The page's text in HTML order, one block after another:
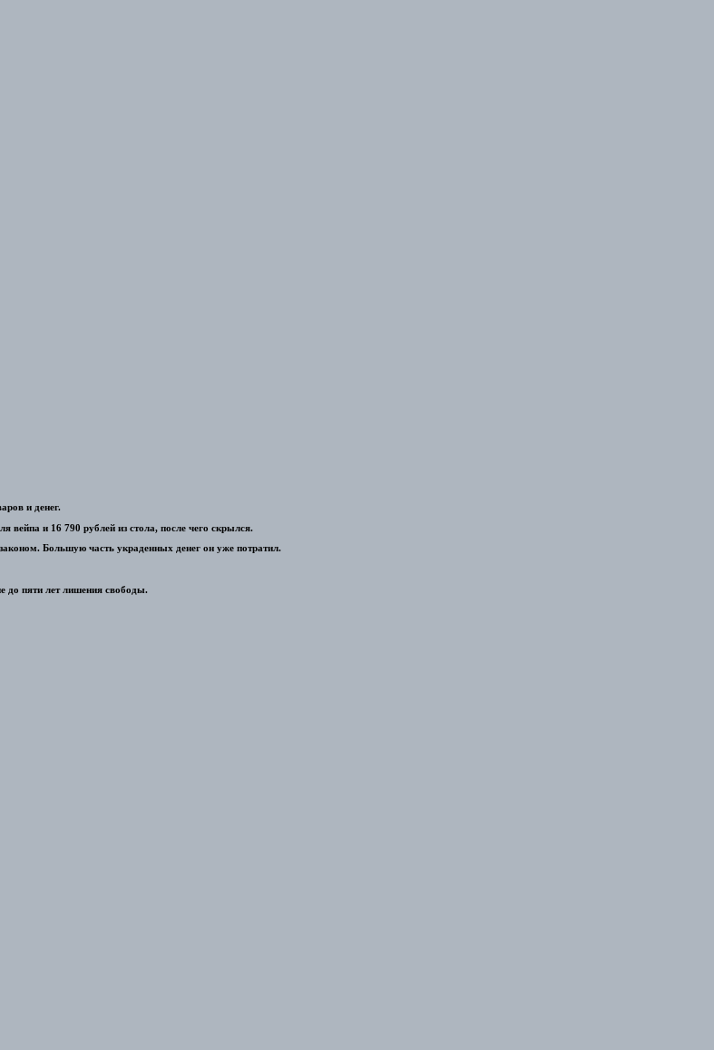
и денег.
вейпа и 16 790 рублей из стола, после чего скрылся.
Большую часть украденных денег он уже потратил.
до пяти лет лишения свободы.